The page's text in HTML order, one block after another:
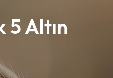
5 Altın